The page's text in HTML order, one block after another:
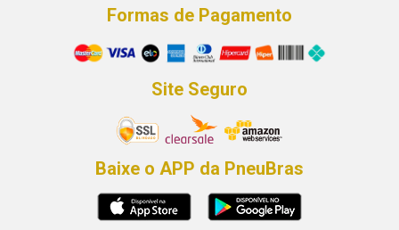
Formas de Pagamento
Site Seguro
Baixe o APP da PneuBras